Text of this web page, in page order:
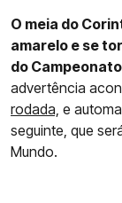
O meia do
amarelo e se
do
advertência
rodada, e
seguinte, que
Mundo.